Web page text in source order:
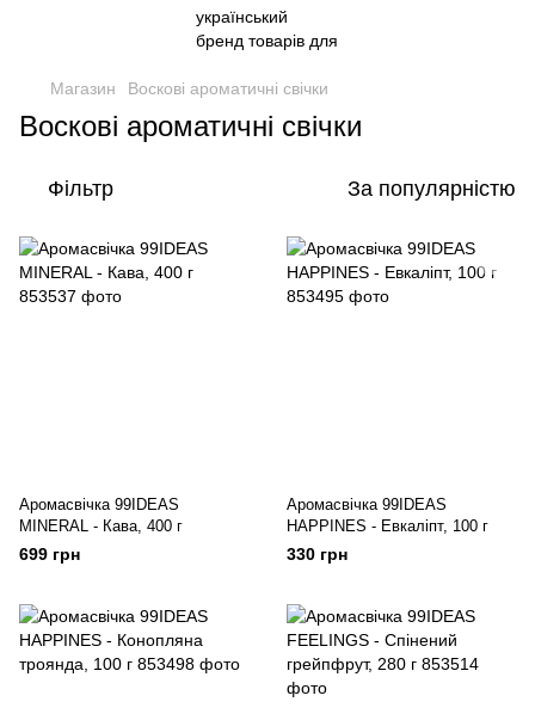
Магазин Воскові ароматичні свічки
Воскові ароматичні свічки
Фільтр За популярністю
Аромасвічка 99IDEAS
MINERAL - Кава, 400 г
699 грн
Аромасвічка 99IDEAS
HAPPINES - Евкаліпт, 100 г
330 грн